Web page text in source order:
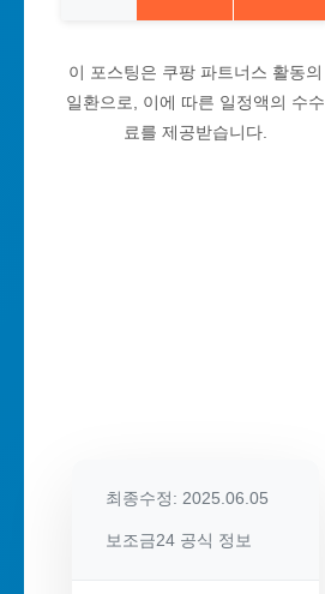
이 포스팅은 쿠팡 파트너스 활동의
일환으로, 이에 따른 일정액의 수수
료를 제공받습니다.
최종수정: 2025.06.05
보조금24 공식 정보